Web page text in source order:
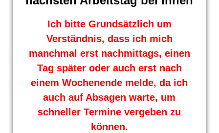
Ich bitte Grundsätzlich um
Verständnis, dass ich mich
manchmal erst nachmittags, einen
Tag später oder auch erst nach
einem Wochenende melde, da ich
auch auf Absagen warte, um
schneller Termine vergeben zu
können.